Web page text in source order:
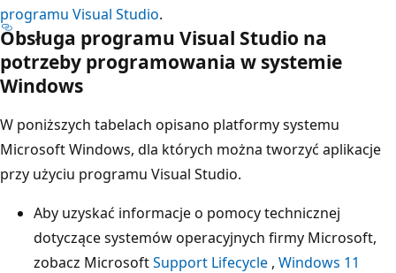
programu Visual Studio.
Obsługa programu Visual Studio na
potrzeby programowania w systemie
Windows
W poniższych tabelach opisano platformy systemu
Microsoft Windows, dla których można tworzyć aplikacje
przy użyciu programu Visual Studio.
Aby uzyskać informacje o pomocy technicznej
dotyczące systemów operacyjnych firmy Microsoft,
zobacz MicrosoftSupport Lifecycle , Windows 11